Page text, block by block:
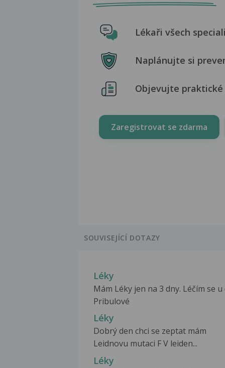
Lékaři všech
Naplánujte si
Objevujte
Zaregistrovat se zdarma
SOUVISEJÍCÍ DOTAZY
Léky
Mám Léky jen na 3 dny. Léčím se u
Pribulové
Léky
Dobrý den chci se zeptat mám
Leidnovu mutaci F V leiden...
Léky